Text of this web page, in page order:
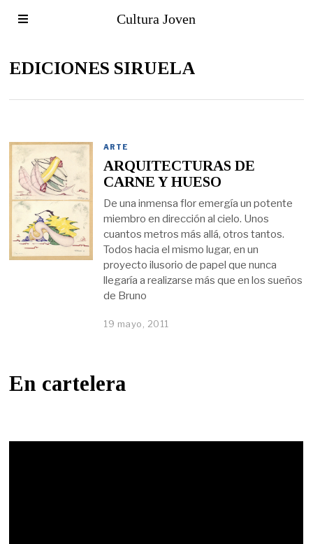
Cultura Joven
EDICIONES SIRUELA
ARTE
ARQUITECTURAS DE
CARNE Y HUESO
De una inmensa flor emergía un potente
miembro en dirección al cielo. Unos
cuantos metros más allá, otros tantos.
Todos hacia el mismo lugar, en un
proyecto ilusorio de papel que nunca
llegaría a realizarse más que en los sueños
de Bruno
19 mayo, 2011
En cartelera